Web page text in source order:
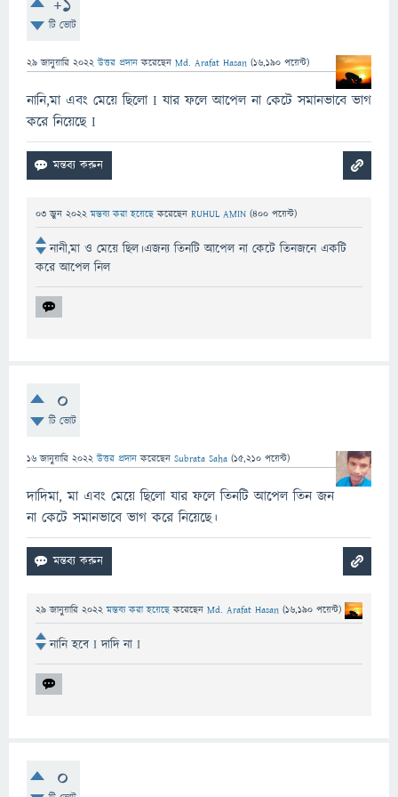
টি ভোট
29 জানুয়ারি 2022 উত্তর প্রদান করেছেন Md. Arafat Hasan (16,190 পয়েন্ট)
নানি,মা এবং মেয়ে ছিলো I যার ফলে আপেল না কেটে সমানভাবে ভাগ
করে নিয়েছে I
03 জুন 2022 মন্তব্য করা হয়েছেকরেছেন RUHUL AMIN (400 পয়েন্ট)
নানী,মা ও মেয়ে ছিল।এজন্য তিনটি আপেল না কেটে তিনজনে একটি
করে আপেল নিল
0
টি ভোট
16 জানুয়ারি 2022 উত্তর প্রদান করেছেন Subrata Saha (15,210 পয়েন্ট)
দাদিমা, মা এবং মেয়ে ছিলো যার ফলে তিনটি আপেল তিন জন
না কেটে সমানভাবে ভাগ করে নিয়েছে।
29 জানুয়ারি 2022 মন্তব্য করা হয়েছেকরেছেন Md. Arafat Hasan (16,190 পয়েন্ট)
নানি হবে I দাদি না I
0